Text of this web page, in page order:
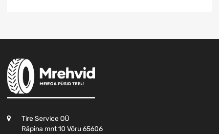
Tire Service OÜ
Räpina mnt 10 Võru 65606